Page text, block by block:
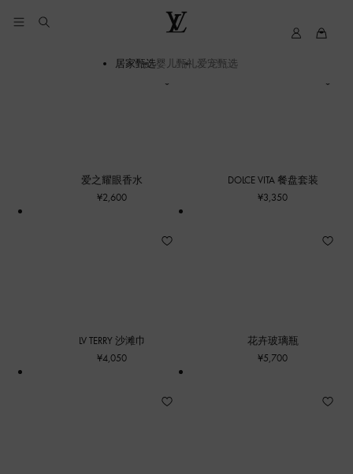
Cookie
易
威
登
我
居家甄选婴儿甄礼爱宠甄选
爱之耀眼香水
¥2,600
DOLCE VITA 餐盘套装
¥3,350
LV TERRY 沙滩巾
¥4,050
花卉玻璃瓶
¥5,700